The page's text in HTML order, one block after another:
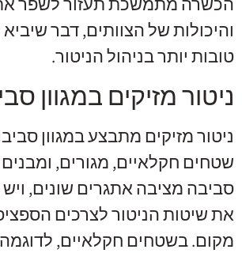
והיכולות של הצוותים, דבר
טובות יותר בניהול הניטור.
ניטור מזיקים במגוון
ניטור מזיקים מתבצע במגוון
שטחים חקלאיים, מגורים,
סביבה מציבה אתגרים שונים,
את שיטות הניטור לצרכים
מקום. בשטחים חקלאיים,